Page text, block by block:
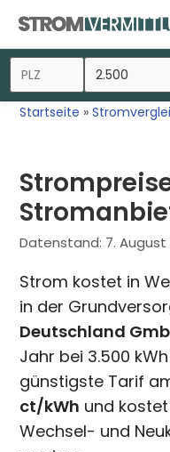
Inhalt
springen
Startseite »
Datenstand: 7. August
Strom kostet in
in der
Deutschland
Jahr bei 3.500
günstigste Tarif
ct/kWh und kostet
Wechsel- und